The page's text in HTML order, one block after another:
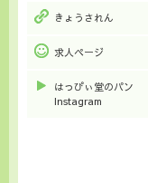
きょうされん
求人ページ
はっぴぃ堂のパン
Instagram